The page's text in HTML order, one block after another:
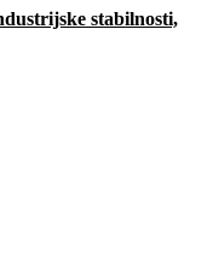
stabilnosti,